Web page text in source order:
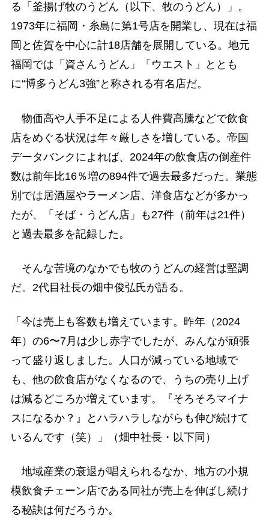
る「釜揚げ牧のうどん（以下、牧のうどん）」。
1973年に福岡・糸島に第1号店を開業し、現在は福
岡と佐賀を中心に計18店舗を展開している。地元
福岡では「資さんうどん」「ウエスト」ととも
に“博多うどん3強”と称される有名店だ。
物価高や人手不足による人件費高騰などで飲食
店をめぐる状況は年々厳しさを増している。帝国
データバンクによれば、2024年の飲食店の倒産件
数は前年比16％増の894件で過去最多だった。業態
別では居酒屋やラーメン店、洋食店などが多かっ
たが、「そば・うどん店」も27件（前年は21件）
と過去最多を記録した。
そんな苦境のなかでも牧のうどんの経営は堅調
だ。2代目社長の畑中俊弘氏が語る。
「今は売上も客数も増えています。昨年（2024
年）の6〜7月は少し赤字でしたが、みんなが頑張
って盛り返しました。人口が減っている地域で
も、他の飲食店がなくなるので、うちの売り上げ
は減るどころか増えています。『そろそろマイナ
スになるか？』とハラハラしながらも伸び続けて
いるんです（笑）」（畑中社長・以下同）
地域産業の衰退が唱えられるなか、地方の小規
模飲食チェーン店である同社が売上を伸ばし続け
る秘訣は何だろうか。